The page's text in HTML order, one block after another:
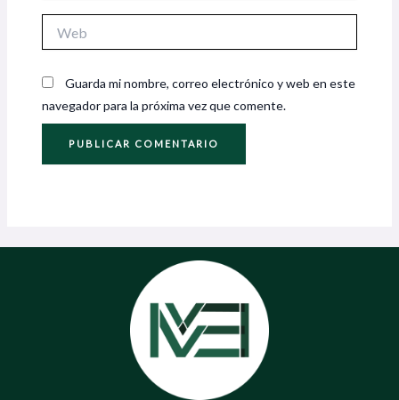
Guarda mi nombre, correo electrónico y web en este
navegador para la próxima vez que comente.